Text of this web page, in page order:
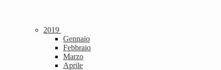
2019
Gennaio
Febbraio
Marzo
Aprile